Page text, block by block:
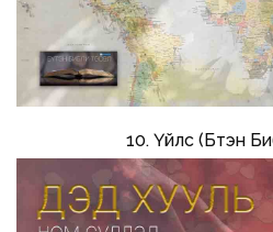
10. Үйлс (Бүтэн